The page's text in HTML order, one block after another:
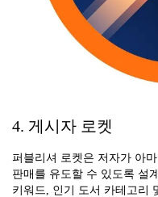
4. 게시자 로켓
퍼블리셔 로켓은 저자가 아
판매를 유도할 수 있도록 설
키워드, 인기 도서 카테고리